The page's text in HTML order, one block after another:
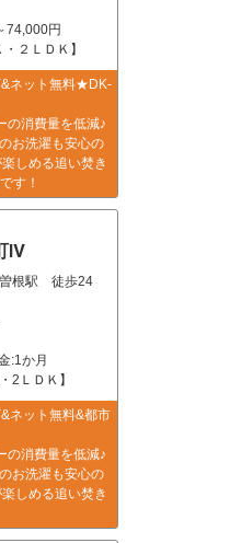
74,000円
２ＬＤＫ】
ネット無料★DK-
の消費量を低減♪
お洗濯も安心の
しめる追い焚き
す！
Ⅳ
根駅 徒歩24
:1か月
2ＬＤＫ】
ネット無料&都市
の消費量を低減♪
お洗濯も安心の
しめる追い焚き